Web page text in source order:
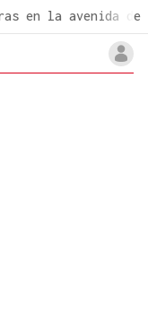
en la avenida de